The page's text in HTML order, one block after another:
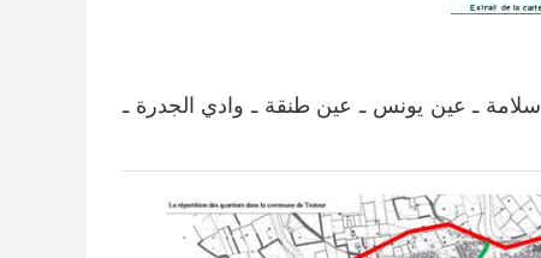
سلامة ـ عين يونس ـ عين طنقة ـ وادي الجدرة ـ